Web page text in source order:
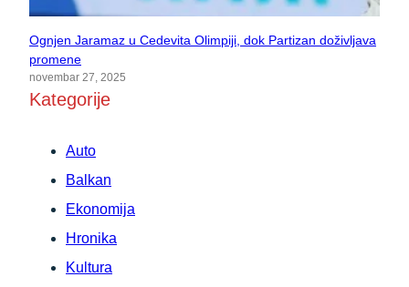
Ognjen Jaramaz u Cedevita Olimpiji, dok Partizan doživljava
promene
novembar 27, 2025
Kategorije
Auto
Balkan
Ekonomija
Hronika
Kultura